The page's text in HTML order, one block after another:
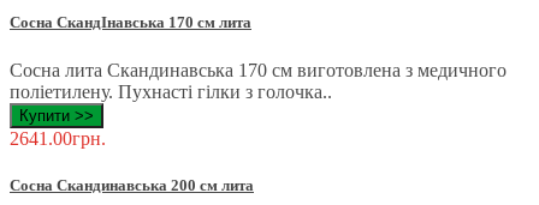
Сосна СкандІнавська 170 см лита
Сосна лита Скандинавська 170 см виготовлена ​​з медичного
поліетилену. Пухнасті гілки з голочка..
Купити >>
2641.00грн.
Сосна Скандинавська 200 см лита